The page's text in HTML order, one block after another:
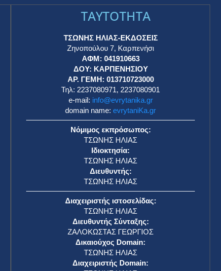
TAYTOTHTA
ΤΣΩΝΗΣ ΗΛΙΑΣ-ΕΚΔΟΣΕΙΣ
Ζηνοπούλου 7, Καρπενήσι
ΑΦΜ: 041910663
ΔΟΥ: ΚΑΡΠΕΝΗΣΙΟΥ
ΑΡ. ΓΕΜΗ: 013710723000
Τηλ: 2237080971, 2237080901
e-mail: info@evrytanika.gr
domain name: evrytaniKa.gr
Νόμιμος εκπρόσωπος:
ΤΣΩΝΗΣ ΗΛΙΑΣ
Ιδιοκτησία:
ΤΣΩΝΗΣ ΗΛΙΑΣ
Διευθυντής:
ΤΣΩΝΗΣ ΗΛΙΑΣ
Διαχειριστής ιστοσελίδας:
ΤΣΩΝΗΣ ΗΛΙΑΣ
Διευθυντής Σύνταξης:
ΖΑΛΟΚΩΣΤΑΣ ΓΕΩΡΓΙΟΣ
Δικαιούχος Domain:
ΤΣΩΝΗΣ ΗΛΙΑΣ
Διαχειριστής Domain: